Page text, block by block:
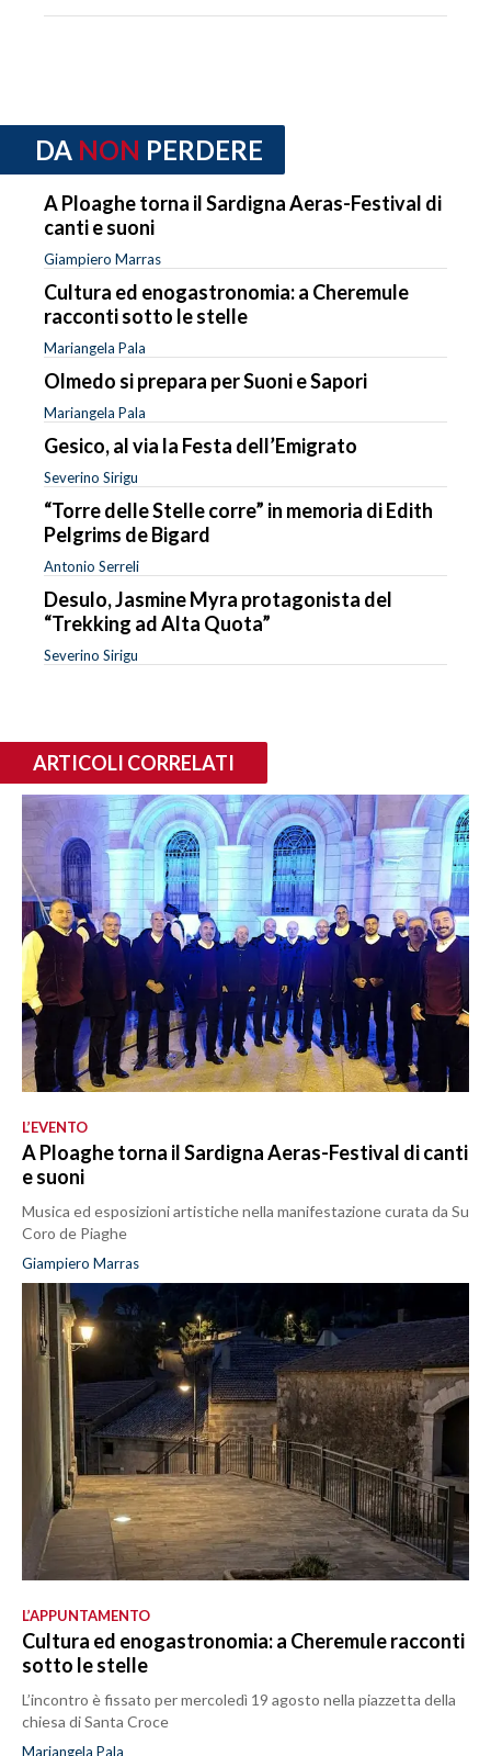
DA NON PERDERE
A Ploaghe torna il Sardigna Aeras-Festival di
canti e suoni
Giampiero Marras
Cultura ed enogastronomia: a Cheremule
racconti sotto le stelle
Mariangela Pala
Olmedo si prepara per Suoni e Sapori
Mariangela Pala
Gesico, al via la Festa dell’Emigrato
Severino Sirigu
“Torre delle Stelle corre” in memoria di Edith
Pelgrims de Bigard
Antonio Serreli
Desulo, Jasmine Myra protagonista del
“Trekking ad Alta Quota”
Severino Sirigu
ARTICOLI CORRELATI
L’EVENTO
A Ploaghe torna il Sardigna Aeras-Festival di canti
e suoni
Musica ed esposizioni artistiche nella manifestazione curata da Su
Coro de Piaghe
Giampiero Marras
L’APPUNTAMENTO
Cultura ed enogastronomia: a Cheremule racconti
sotto le stelle
L’incontro è fissato per mercoledì 19 agosto nella piazzetta della
chiesa di Santa Croce
Mariangela Pala